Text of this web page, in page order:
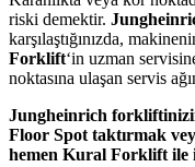
riski demektir.
karşılaştığınızda,
Forklift‘in uzman
noktasına ulaşan servis
Jungheinrich
Floor Spot taktırmak
hemen Kural Forklift ile